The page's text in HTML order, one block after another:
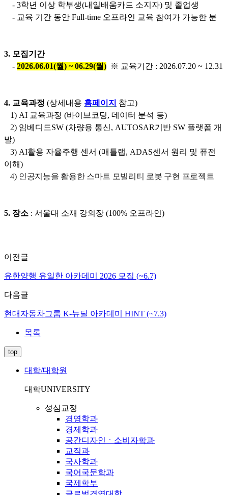
- 3학년 이상 학부생(내일배움카드 소지자) 및 졸업생
- 교육 기간 동안 Full-time 오프라인 교육 참여가 가능한 분
3. 모집기간
- 2026.06.01(월) ~ 06.29(월) ※ 교육기간 : 2026.07.20 ~ 12.31
4. 교육과정 (상세내용 홈페이지 참고)
1) AI 교육과정 (바이브코딩, 데이터 분석 등)
2) 임베디드SW (차량용 통신, AUTOSAR기반 SW 플랫폼 개
발)
3) AI활용 자율주행 센서 (매틀랩, ADAS센서 원리 및 퓨전
이해)
4) 인공지능을 활용한 스마트 모빌리티 로봇 구현 프로젝 트
5. 장소 : 서울대 소재 강의장 (100% 오프라인)
이전글
유한양행 유일한 아카데미 2026 모집 (~6.7)
다음글
현대자동차그룹 K-뉴딜 아카데미 HINT (~7.3)
목록
top
대학/대학원
대학UNIVERSITY
성심교정
경영학과
경제학과
공간디자인ㆍ소비자학과
교직과
국사학과
국어국문학과
국제학부